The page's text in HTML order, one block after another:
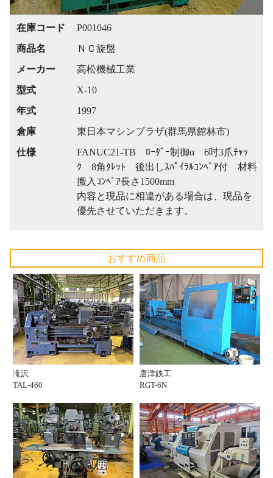
在庫コード
P001046
商品名
ＮＣ旋盤
メーカー
高松機械工業
型式
X-10
年式
1997
倉庫
東日本マシンプラザ(群馬県館林市)
仕様
FANUC21-TB ﾛｰﾀﾞｰ制御α 6吋3爪ﾁｬｯ
ｸ 8角ﾀﾚｯﾄ 後出しｽﾊﾟｲﾗﾙｺﾝﾍﾞｱ付 材料
搬入ｺﾝﾍﾞｱ長さ1500mm
内容と現品に相違がある場合は、現品を
優先させていただきます。
おすすめ商品
滝沢
TAL-460
唐津鉄工
RGT-6N